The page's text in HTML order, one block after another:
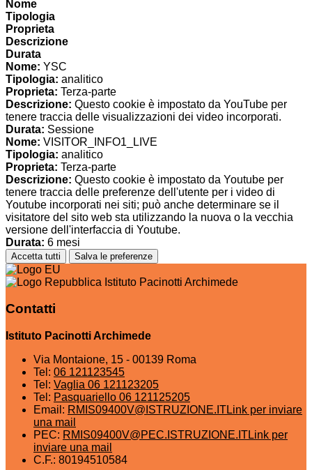
Nome
Tipologia
Proprieta
Descrizione
Durata
Nome: YSC
Tipologia: analitico
Proprieta: Terza-parte
Descrizione: Questo cookie è impostato da YouTube per
tenere traccia delle visualizzazioni dei video incorporati.
Durata: Sessione
Nome: VISITOR_INFO1_LIVE
Tipologia: analitico
Proprieta: Terza-parte
Descrizione: Questo cookie è impostato da Youtube per
tenere traccia delle preferenze dell'utente per i video di
Youtube incorporati nei siti; può anche determinare se il
visitatore del sito web sta utilizzando la nuova o la vecchia
versione dell'interfaccia di Youtube.
Durata: 6 mesi
Accetta tutti Salva le preferenze
Istituto Pacinotti Archimede
Contatti
Istituto Pacinotti Archimede
Via Montaione, 15 - 00139 Roma
Tel: 06 121123545
Tel: Vaglia 06 121123205
Tel: Pasquariello 06 121125205
Email: RMIS09400V@ISTRUZIONE.ITLink per inviare
una mail
PEC: RMIS09400V@PEC.ISTRUZIONE.ITLink per
inviare una mail
C.F.: 80194510584